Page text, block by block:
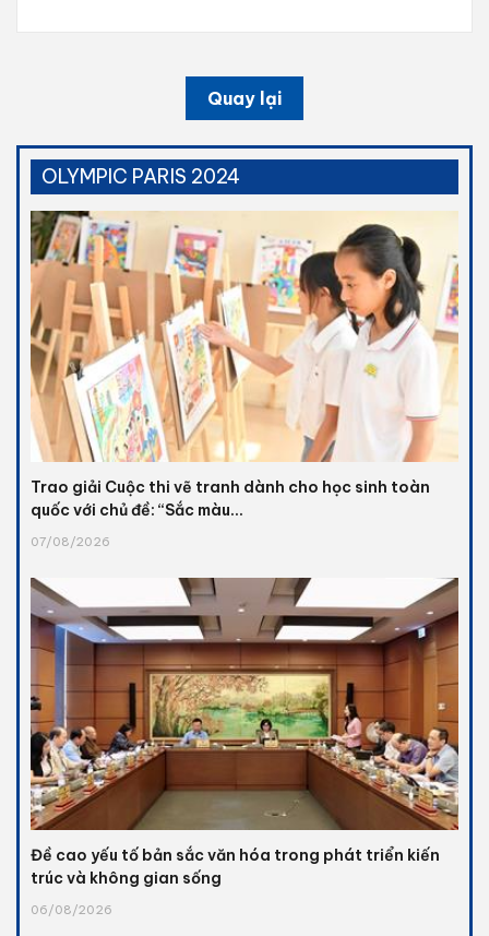
Quay lại
OLYMPIC PARIS 2024
Trao giải Cuộc thi vẽ tranh dành cho học sinh toàn
quốc với chủ đề: “Sắc màu...
07/08/2026
Đề cao yếu tố bản sắc văn hóa trong phát triển kiến
trúc và không gian sống
06/08/2026